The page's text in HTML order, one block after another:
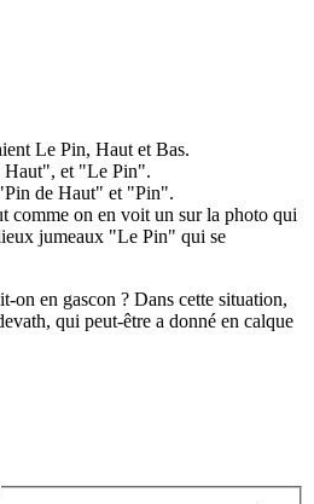
Le Pin, Haut et Bas.
Haut", et "Le Pin".
de Haut" et "Pin".
comme on en voit un sur la photo qui
jumeaux "Le Pin" qui se
on en gascon ? Dans cette situation,
qui peut-être a donné en calque